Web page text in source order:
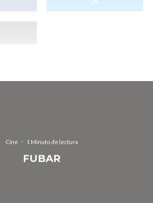
Cine · 1 Minuto de lectura
FUBAR